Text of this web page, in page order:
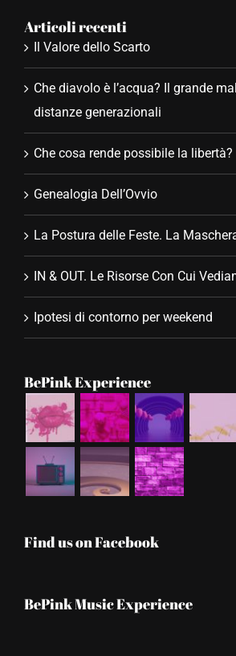
Articoli recenti
Il Valore dello Scarto
Che diavolo è l’acqua? Il grande
distanze generazionali
Che cosa rende possibile la libertà?
Genealogia Dell’Ovvio
La Postura delle Feste. La
IN & OUT. Le Risorse Con Cui
Ipotesi di contorno per weekend
BePink Experience
Find us on Facebook
BePink Music Experience